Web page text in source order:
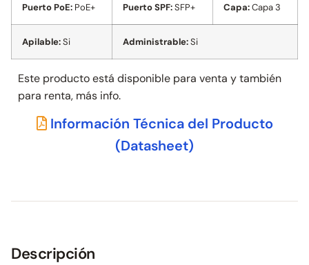
Puerto PoE: PoE+ Puerto SPF:SFP+ Capa:Capa 3
Apilable:Si Administrable:Si
Este producto está disponible para venta y también
para renta, más info.
Información Técnica del Producto
(Datasheet)
Descripción